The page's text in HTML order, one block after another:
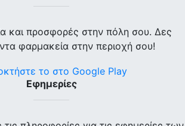
και προσφορές στην πόλη σου. Δες
φαρμακεία στην περιοχή σου!
Εφημερίες